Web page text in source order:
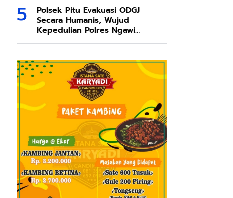
Polsek Pitu Evakuasi ODGJ
Secara Humanis, Wujud
Kepedulian Polres Ngawi
terhadap Keselamatan